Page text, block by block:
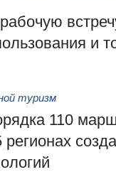
и
туризм
110